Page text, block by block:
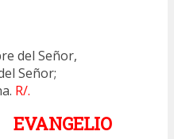
del Señor,
Señor;
R/.
EVANGELIO